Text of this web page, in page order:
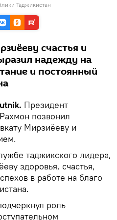
Таджикистан
счастья и
надежду на
и постоянный
Президент
позвонил
Мирзиёеву и
таджикского лидера,
здоровья, счастья,
в работе на благо
роль